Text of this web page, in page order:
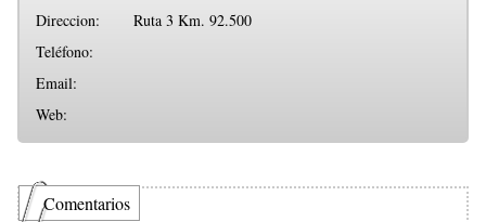
Direccion:
Ruta 3 Km. 92.500
Teléfono:
Email:
Web:
Comentarios